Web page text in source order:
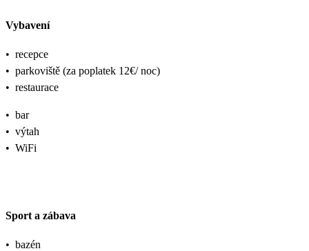
Vybavení
• recepce
• parkoviště (za poplatek 12€/ noc)
• restaurace
• bar
• výtah
• WiFi
Sport a zábava
• bazén